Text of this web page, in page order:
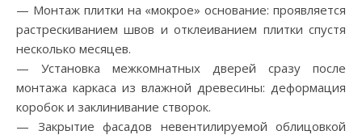
— Монтаж плитки на «мокрое» основание: проявляется
растрескиванием швов и отклеиванием плитки спустя
несколько месяцев.
— Установка межкомнатных дверей сразу после
монтажа каркаса из влажной древесины: деформация
коробок и заклинивание створок.
— Закрытие фасадов невентилируемой облицовкой